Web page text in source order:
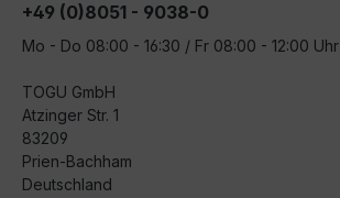
+49 (0)8051 - 9038-0
Mo - Do 08:00 - 16:30 / Fr 08:00 - 12:00 Uhr
TOGU GmbH
Atzinger Str. 1
83209
Prien-Bachham
Deutschland